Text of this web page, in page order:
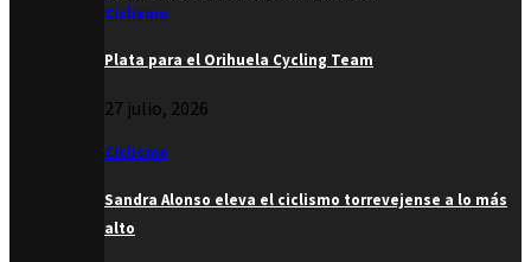
Ciclismo
Plata para el Orihuela Cycling Team
27 julio, 2026
Ciclismo
Sandra Alonso eleva el ciclismo torrevejense a lo más
alto